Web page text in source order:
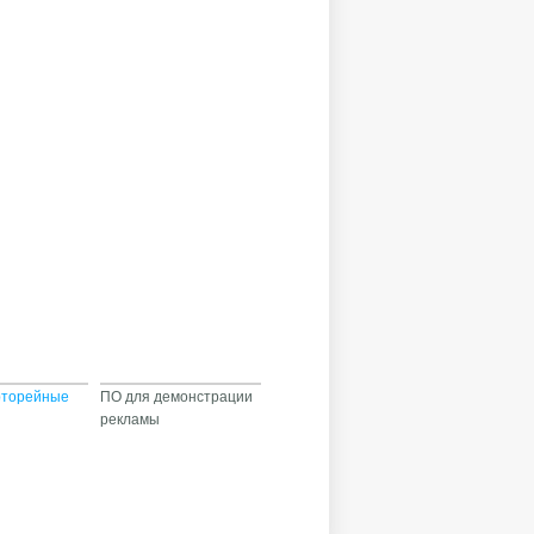
ПО для демонстрации
рекламы